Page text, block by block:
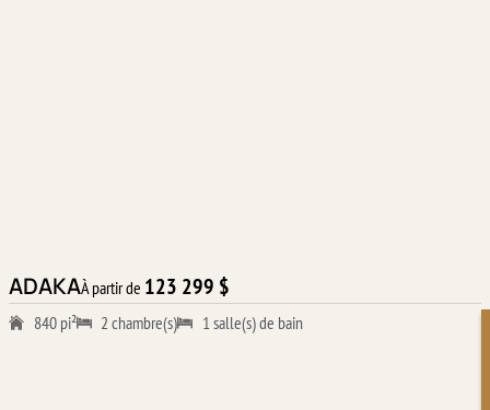
ADAKAÀ partir de 123 299 $
840 pi² 2 chambre(s) 1 salle(s) de bain